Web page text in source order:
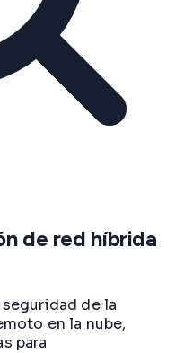
de red híbrida
de la
en la nube,
para